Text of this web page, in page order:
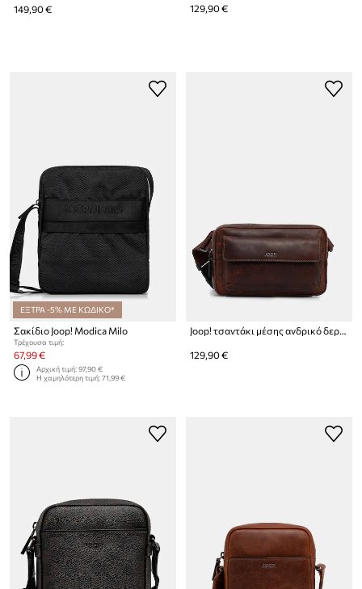
149,90 € 129,90 €
ΕΞΤΡΑ -5% ΜΕ ΚΩΔΙΚΟ*
Σακίδιο Joop! Modica Milo
Τρέχουσα τιμή:
67,99 €
Αρχική τιμή:97,90 €
Η χαμηλότερη τιμή:71,99 €
Joop! τσαντάκι μέσης ανδρικό δερμάτινο Cerratano Emir
129,90 €